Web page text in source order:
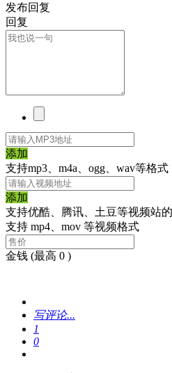
发布回复
回复
添加
支持mp3、m4a、ogg、wav等格式
添加
支持优酷、腾讯、土豆等视频站
支持 mp4、mov 等视频格式
金钱 (最高 0 )
写评论...
1
0